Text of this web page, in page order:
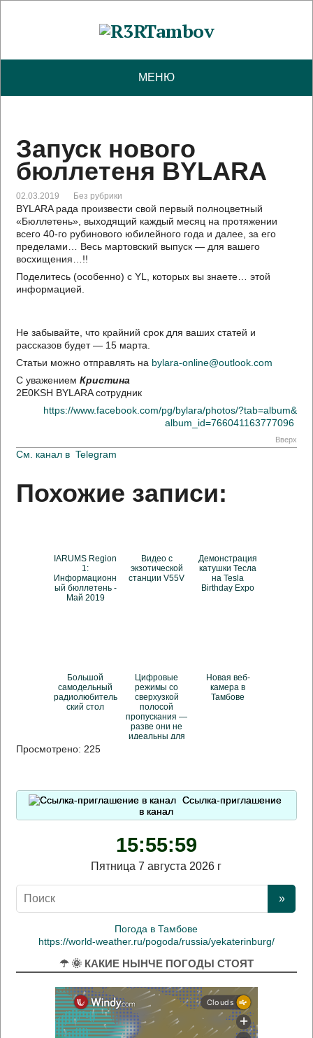
МЕНЮ
Запуск нового
бюллетеня BYLARA
02.03.2019 Без рубрики
BYLARA рада произвести свой первый полноцветный
«Бюллетень», выходящий каждый месяц на протяжении
всего 40-го рубинового юбилейного года и далее, за его
пределами… Весь мартовский выпуск — для вашего
восхищения…!!
Поделитесь (особенно) с YL, которых вы знаете… этой
информацией.
Не забывайте, что крайний срок для ваших статей и
рассказов будет — 15 марта.
Статьи можно отправлять на bylara-online@outlook.com
С уважениемКристина
2E0KSH BYLARA сотрудник
https://www.facebook.com/pg/bylara/photos/?tab=album&
album_id=766041163777096
Вверх
См. канал в Telegram
Похожие записи:
IARUMS Region
1:
Информационн
ый бюллетень -
Май 2019
Видео с
экзотической
станции V55V
Демонстрация
катушки Тесла
на Tesla
Birthday Expo
Большой
самодельный
радиолюбитель
ский стол
Цифровые
режимы со
сверхузкой
полосой
пропускания —
разве они не
идеальны для
Новая веб-
камера в
Тамбове
Просмотрено:225
Ссылка-приглашение
в канал
15:55:59
Пятница 7 августа 2026 г
Погода в Тамбове
https://world-weather.ru/pogoda/russia/yekaterinburg/
☂ 🌞 КАКИЕ НЫНЧЕ ПОГОДЫ СТОЯТ